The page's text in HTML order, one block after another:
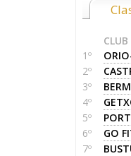
CLUB
1º
2º
3º
4º
5º
6º
GO
7º